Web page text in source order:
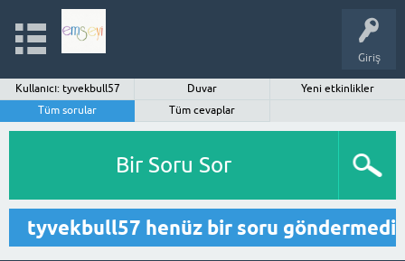
Giriş
Kullanıcı: tyvekbull57 Duvar
Yeni etkinlikler
Tüm sorular
Tüm cevaplar
Bir Soru Sor
tyvekbull57 henüz bir soru göndermedi